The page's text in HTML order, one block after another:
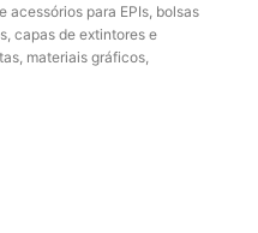
acessórios para EPIs, bolsas
capas de extintores e
materiais gráficos,